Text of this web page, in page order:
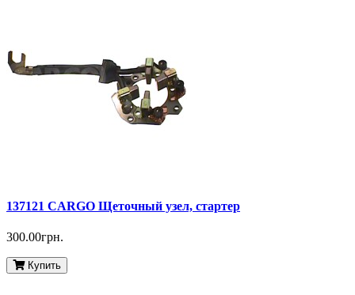
137121 CARGO Щеточный узел, стартер
300.00грн.
Купить